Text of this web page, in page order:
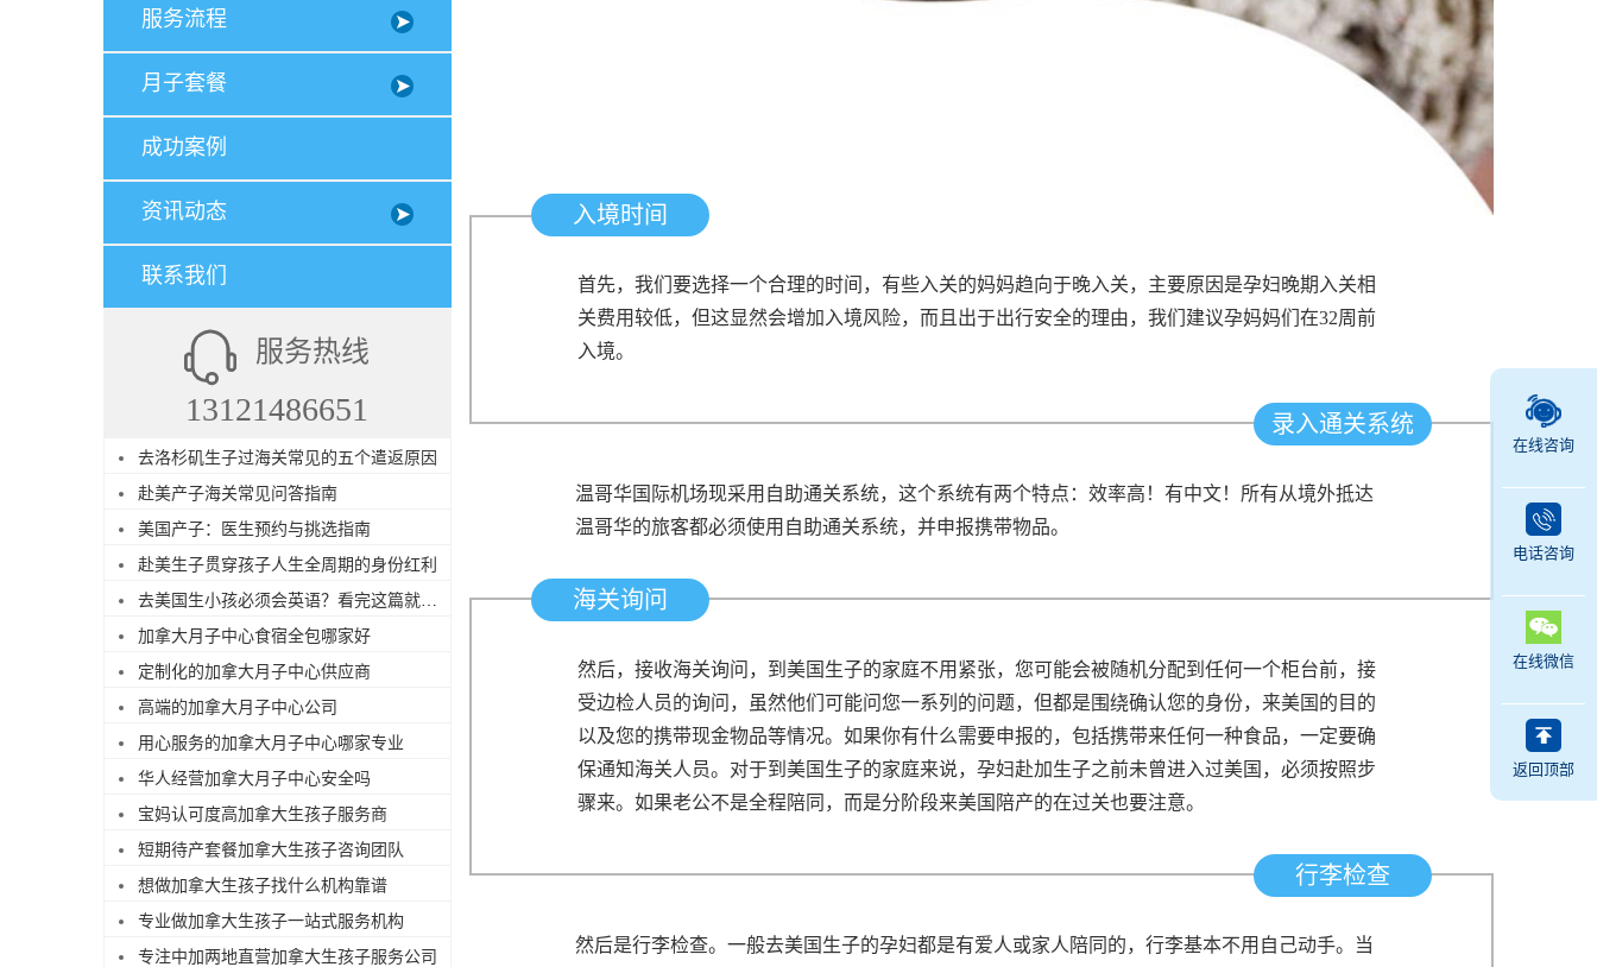
服务流程
月子套餐
成功案例
资讯动态
联系我们
服务热线
13121486651
去洛杉矶生子过海关常见的五个遣返原因
赴美产子海关常见问答指南
美国产子：医生预约与挑选指南
赴美生子贯穿孩子人生全周期的身份红利
去美国生小孩必须会英语？看完这篇就不焦虑了
加拿大月子中心食宿全包哪家好
定制化的加拿大月子中心供应商
高端的加拿大月子中心公司
用心服务的加拿大月子中心哪家专业
华人经营加拿大月子中心安全吗
宝妈认可度高加拿大生孩子服务商
短期待产套餐加拿大生孩子咨询团队
想做加拿大生孩子找什么机构靠谱
专业做加拿大生孩子一站式服务机构
专注中加两地直营加拿大生孩子服务公司
入境时间
首先，我们要选择一个合理的时间，有些入关的妈妈趋向于晚入关，主要原因是孕妇晚期入关相
关费用较低，但这显然会增加入境风险，而且出于出行安全的理由，我们建议孕妈妈们在32周前
入境。
录入通关系统
温哥华国际机场现采用自助通关系统，这个系统有两个特点：效率高！有中文！所有从境外抵达
温哥华的旅客都必须使用自助通关系统，并申报携带物品。
海关询问
然后，接收海关询问，到美国生子的家庭不用紧张，您可能会被随机分配到任何一个柜台前，接
受边检人员的询问，虽然他们可能问您一系列的问题，但都是围绕确认您的身份，来美国的目的
以及您的携带现金物品等情况。如果你有什么需要申报的，包括携带来任何一种食品，一定要确
保通知海关人员。对于到美国生子的家庭来说，孕妇赴加生子之前未曾进入过美国，必须按照步
骤来。如果老公不是全程陪同，而是分阶段来美国陪产的在过关也要注意。
行李检查
然后是行李检查。一般去美国生子的孕妇都是有爱人或家人陪同的，行李基本不用自己动手。当
在线咨询
电话咨询
在线微信
返回顶部